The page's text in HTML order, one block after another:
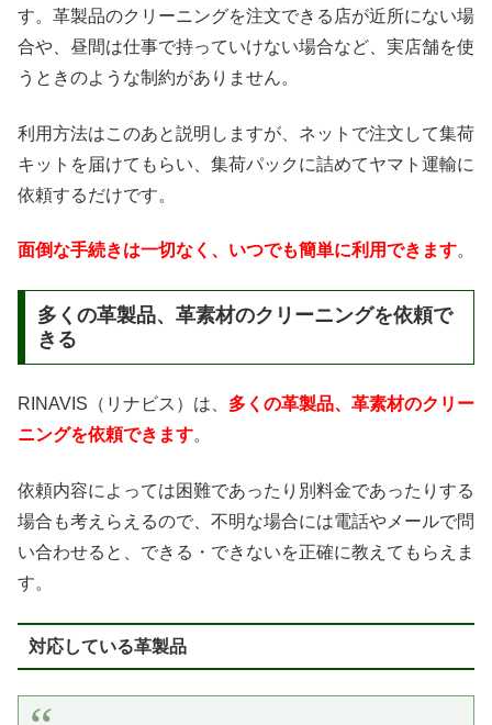
す。革製品のクリーニングを注文できる店が近所にない場
合や、昼間は仕事で持っていけない場合など、実店舗を使
うときのような制約がありません。
利用方法はこのあと説明しますが、ネットで注文して集荷
キットを届けてもらい、集荷パックに詰めてヤマト運輸に
依頼するだけです。
面倒な手続きは一切なく、いつでも簡単に利用できます。
多くの革製品、革素材のクリーニングを依頼で
きる
RINAVIS（リナビス）は、 多くの革製品、革素材のクリー
ニングを依頼できます。
依頼内容によっては困難であったり別料金であったりする
場合も考えらえるので、不明な場合には電話やメールで問
い合わせると、できる・できないを正確に教えてもらえま
す。
対応している革製品